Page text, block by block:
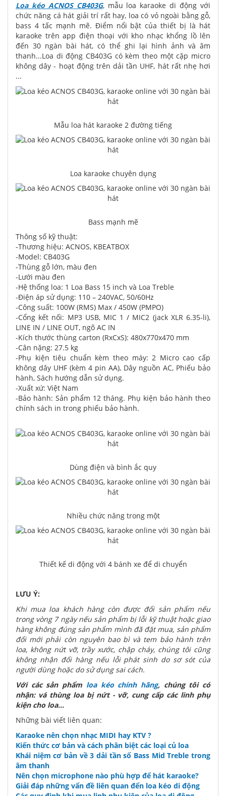
Loa kéo ACNOS CB403G, mẫu loa karaoke di động với
chức năng cá hát giải trí rất hay, loa có vỏ ngoài bằng gỗ,
bass 4 tấc mạnh mẽ. Điểm nổi bật của thiết bị là hát
karaoke trên app điện thoại với kho nhạc khổng lồ lên
đến 30 ngàn bài hát, có thể ghi lại hình ảnh và âm
thanh...Loa di động CB403G có kèm theo một cặp micro
không dây - hoạt động trên dải tần UHF, hát rất nhẹ hơi
...
Mẫu loa hát karaoke 2 đường tiếng
Loa karaoke chuyên dụng
Bass mạnh mẽ
Thông số kỹ thuật:
-Thương hiệu: ACNOS, KBEATBOX
-Model: CB403G
-Thùng gỗ lớn, màu đen
-Lưới màu đen
-Hệ thống loa: 1 Loa Bass 15 inch và Loa Treble
-Điện áp sử dụng: 110 – 240VAC, 50/60Hz
-Công suất: 100W (RMS) Max / 450W (PMPO)
-Cổng kết nối: MP3 USB, MIC 1 / MIC2 (jack XLR 6.35-li),
LINE IN / LINE OUT, ngõ AC IN
-Kích thước thùng carton (RxCxS): 480x770x470 mm
-Cân nặng: 27.5 kg
-Phụ kiện tiêu chuẩn kèm theo máy: 2 Micro cao cấp
không dây UHF (kèm 4 pin AA), Dây nguồn AC, Phiếu bảo
hành, Sách hướng dẫn sử dụng.
-Xuất xứ: Việt Nam
-Bảo hành: Sản phẩm 12 tháng. Phụ kiện bảo hành theo
chính sách in trong phiếu bảo hành.
Dùng điện và bình ắc quy
Nhiều chức năng trong một
Thiết kế di động với 4 bánh xe để di chuyển
LƯU Ý:
Khi mua loa khách hàng còn được đổi sản phẩm nếu
trong vòng 7 ngày nếu sản phẩm bị lỗi kỹ thuật hoặc giao
hàng không đúng sản phẩm mình đã đặt mua, sản phẩm
đổi mới phải còn nguyên bao bì và tem bảo hành trên
loa, không nứt vỡ, trầy xước, chập cháy, chúng tôi cũng
không nhận đổi hàng nếu lỗi phát sinh do sơ sót của
người dùng hoặc do sử dụng sai cách.
Với các sản phẩm loa kéo chính hãng, chúng tôi có
nhận: vá thùng loa bị nứt - vỡ, cung cấp các linh phụ
kiện cho loa...
Những bài viết liên quan:
Karaoke nên chọn nhạc MIDI hay KTV ?
Kiến thức cơ bản và cách phân biệt các loại củ loa
Khái niệm cơ bản về 3 dải tần số Bass Mid Treble trong
âm thanh
Nên chọn microphone nào phù hợp để hát karaoke?
Giải đáp những vấn đề liên quan đến loa kéo di động